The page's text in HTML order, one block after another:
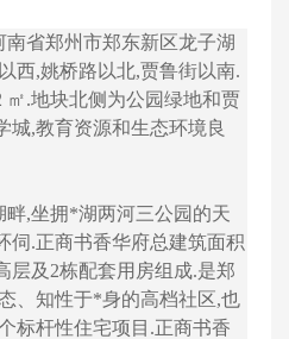
省郑州市郑东新区龙子湖
西,姚桥路以北,贾鲁街以南.
㎡.地块北侧为公园绿地和贾
城,教育资源和生态环境良
,坐拥*湖两河三公园的天
伺.正商书香华府总建筑面积
层及2栋配套用房组成.是郑
、知性于*身的高档社区,也
标杆性住宅项目.正商书香